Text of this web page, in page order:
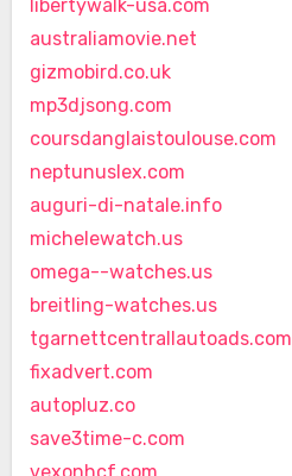
libertywalk-usa.com
australiamovie.net
gizmobird.co.uk
mp3djsong.com
coursdanglaistoulouse.com
neptunuslex.com
auguri-di-natale.info
michelewatch.us
omega--watches.us
breitling-watches.us
tgarnettcentrallautoads.com
fixadvert.com
autopluz.co
save3time-c.com